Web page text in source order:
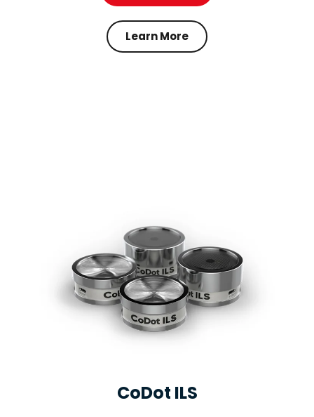
Learn More
CoDot ILS